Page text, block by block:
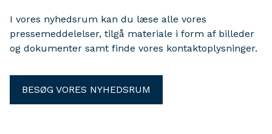
I vores nyhedsrum kan du læse alle vores
pressemeddelelser, tilgå materiale i form af billeder
og dokumenter samt finde vores kontaktoplysninger.
BESØG VORES NYHEDSRUM